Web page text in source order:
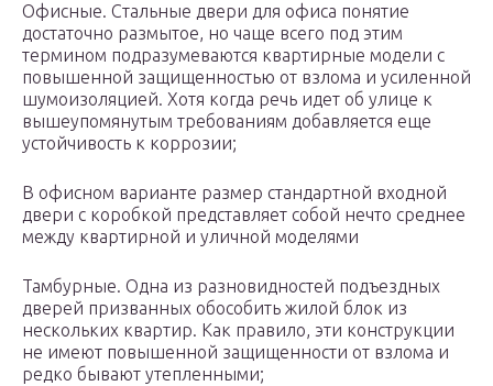
Офисные. Стальные двери для офиса понятие
достаточно размытое, но чаще всего под этим
термином подразумеваются квартирные модели с
повышенной защищенностью от взлома и усиленной
шумоизоляцией. Хотя когда речь идет об улице к
вышеупомянутым требованиям добавляется еще
устойчивость к коррозии;
В офисном варианте размер стандартной входной
двери с коробкой представляет собой нечто среднее
между квартирной и уличной моделями
Тамбурные. Одна из разновидностей подъездных
дверей призванных обособить жилой блок из
нескольких квартир. Как правило, эти конструкции
не имеют повышенной защищенности от взлома и
редко бывают утепленными;